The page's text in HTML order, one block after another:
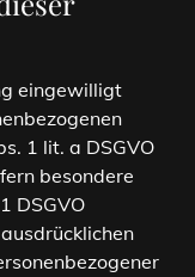
eingewilligt
1 lit. a DSGVO
besondere
DSGVO